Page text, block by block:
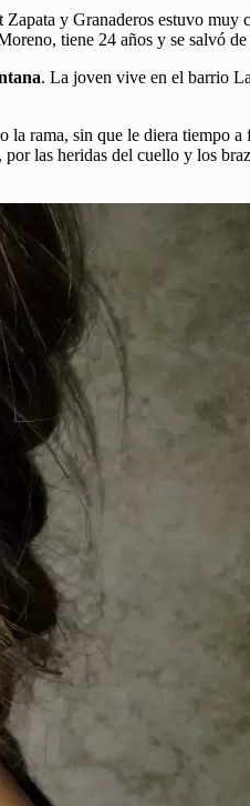
y Granaderos estuvo
tiene 24 años y se salvó
. La joven vive en el barrio
rama, sin que le diera tiempo
las heridas del cuello y los